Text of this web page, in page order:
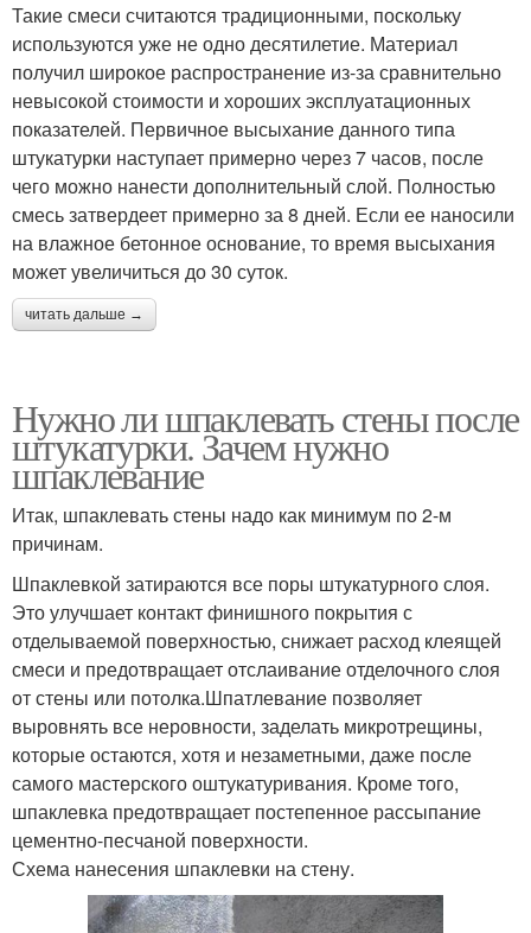
Такие смеси считаются традиционными, поскольку
используются уже не одно десятилетие. Материал
получил широкое распространение из-за сравнительно
невысокой стоимости и хороших эксплуатационных
показателей. Первичное высыхание данного типа
штукатурки наступает примерно через 7 часов, после
чего можно нанести дополнительный слой. Полностью
смесь затвердеет примерно за 8 дней. Если ее наносили
на влажное бетонное основание, то время высыхания
может увеличиться до 30 суток.
читать дальше →
Нужно ли шпаклевать стены после
штукатурки. Зачем нужно
шпаклевание
Итак, шпаклевать стены надо как минимум по 2-м
причинам.
Шпаклевкой затираются все поры штукатурного слоя.
Это улучшает контакт финишного покрытия с
отделываемой поверхностью, снижает расход клеящей
смеси и предотвращает отслаивание отделочного слоя
от стены или потолка.Шпатлевание позволяет
выровнять все неровности, заделать микротрещины,
которые остаются, хотя и незаметными, даже после
самого мастерского оштукатуривания. Кроме того,
шпаклевка предотвращает постепенное рассыпание
цементно-песчаной поверхности.
Схема нанесения шпаклевки на стену.